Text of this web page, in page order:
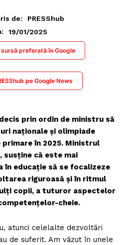
de:
PRESShub
19/01/2025
preferată în Google
pe Google News
prin ordin de ministru să
naționale și olimpiade
în 2025. Ministrul
susține că este mai
educație să se focalizeze
riguroasă și în ritmul
copii, a tuturor aspectelor
cheie.
atunci celelalte dezvoltări
de suferit. Am văzut în unele